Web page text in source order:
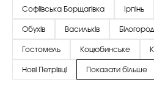
Софіївська Борщагівка Ірпінь
Обухів Васильків
Гостомель Коцюбинське
Нові Петрівці Показати більше